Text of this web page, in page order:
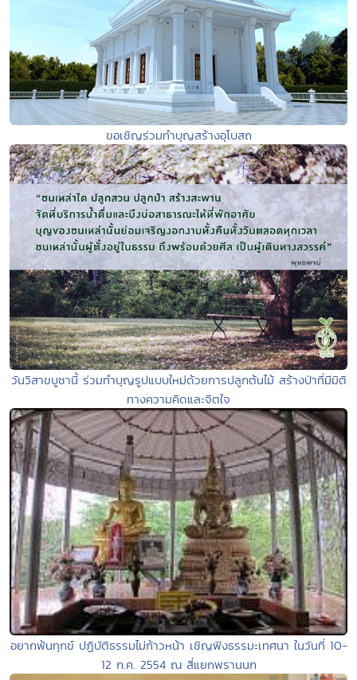
ขอเชิญร่วมทำบุญสร้างอุโบสถ
วันวิสาขบูชานี้ ร่วมทำบุญรูปแบบใหม่ด้วยการปลูกต้นไม้ สร้างป่าที่มีมิติ
ทางความคิดและจิตใจ
อยากพ้นทุกข์ ปฏิบัติธรรมไม่ก้าวหน้า เชิญฟังธรรมะเทศนา ในวันที่ 10-
12 ก.ค. 2554 ณ สี่แยกพรานนก